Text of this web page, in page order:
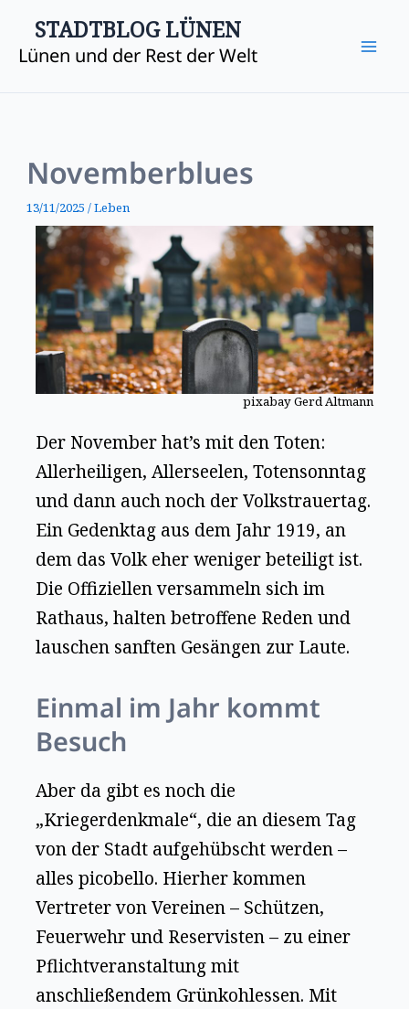
InhaltSTADTBLOG LÜNEN
Lünen und der Rest der Welt
Novemberblues
13/11/2025/Leben
pixabay Gerd Altmann
Der November hat’s mit den Toten:
Allerheiligen, Allerseelen, Totensonntag
und dann auch noch der Volkstrauertag.
Ein Gedenktag aus dem Jahr 1919, an
dem das Volk eher weniger beteiligt ist.
Die Offiziellen versammeln sich im
Rathaus, halten betroffene Reden und
lauschen sanften Gesängen zur Laute.
Einmal im Jahr kommt
Besuch
Aber da gibt es noch die
„Kriegerdenkmale“, die an diesem Tag
von der Stadt aufgehübscht werden –
alles picobello. Hierher kommen
Vertreter von Vereinen – Schützen,
Feuerwehr und Reservisten – zu einer
Pflichtveranstaltung mit
anschließendem Grünkohlessen. Mit